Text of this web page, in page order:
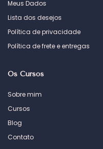
Meus Dados
Lista dos desejos
Política de privacidade
Política de frete e entregas
Os Cursos
Sobre mim
Cursos
Blog
Contato